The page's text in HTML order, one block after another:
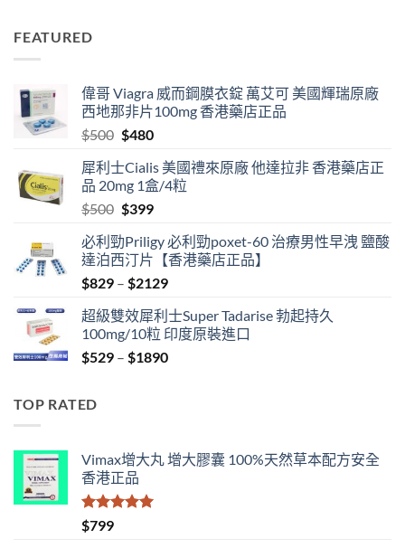
FEATURED
偉哥 Viagra 威而鋼膜衣錠 萬艾可 美國輝瑞原廠
西地那非片100mg 香港藥店正品
$500 Original
was:
$500.
$480Current
is:
$480.
犀利士Cialis 美國禮來原廠 他達拉非 香港藥店正
品 20mg 1盒/4粒
$500 Original
was:
$500.
$399Current
is:
$399.
必利勁Priligy 必利勁poxet-60 治療男性早洩 鹽酸
達泊西汀片【香港藥店正品】
$829 – $2129Price
$829
through
$2129
超級雙效犀利士Super Tadarise 勃起持久
100mg/10粒 印度原裝進口
$529 – $1890Price
TOP RATED
Vimax增大丸 增大膠囊 100%天然草本配方安全
香港正品
評分
滿分 5
$799